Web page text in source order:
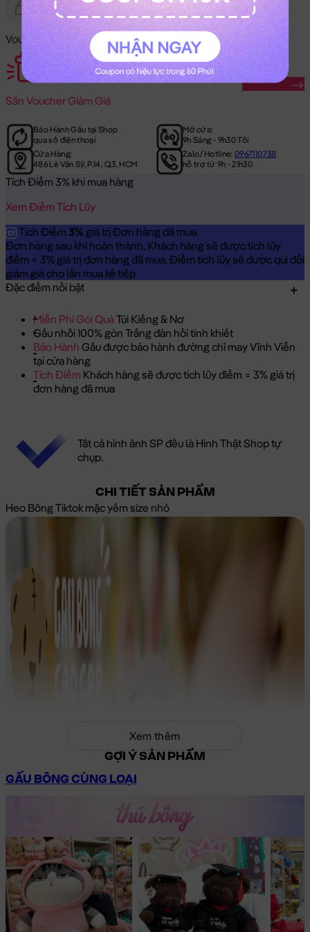
Gửi Tặng Hết Hàng
Voucher Mã Khuyến Mãi:
Săn Voucher Giảm Giá
Săn Ngay
Bảo Hành Gấu tại Shop
qua số điện thoại
Mở cửa:
9h Sáng - 9h30 Tối
Cửa Hàng:
486 Lê Văn Sỹ, P.14, Q.3, HCM
Zalo/Hotline:0967110738
hỗ trợ từ 9h - 21h30
Tích Điểm 3% khi mua hàng
Xem Điểm Tích Lũy
Tích Điểm 3% giá trị Đơn hàng đã mua
Đơn hàng sau khi hoàn thành, Khách hàng sẽ được tích lũy
điểm = 3% giá trị đơn hàng đã mua. Điểm tích lũy sẽ được qui đổi
giảm giá cho lần mua kế tiếp
Đặc điểm nổi bật
Miễn Phí Gói QuàTúi Kiếng & Nơ
Gấu nhồi 100% gòn Trắng đàn hồi tinh khiết
Bảo Hành Gấu được bảo hành đường chỉ may Vĩnh Viễn
tại cửa hàng
Tích Điểm Khách hàng sẽ được tích lũy điểm = 3% giá trị
đơn hàng đã mua
Tất cả hình ảnh SP đều là Hình Thật Shop tự
chụp.
CHI TIẾT SẢN PHẨM
Heo Bông Tiktok mặc yếm size nhỏ
Xem thêm
GỢI Ý SẢN PHẨM
GẤU BÔNG CÙNG LOẠI